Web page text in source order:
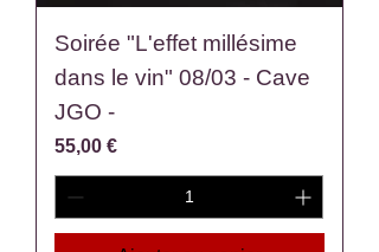
Soirée "L'effet millésime
dans le vin" 08/03 - Cave
JGO -
Prix
55,00 €